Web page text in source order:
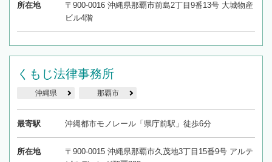
所在地
〒900-0016 沖縄県那覇市前島2丁目9番13号 大城物産
ビル4階
くもじ法律事務所
沖縄県 那覇市
最寄駅 沖縄都市モノレール「県庁前駅」徒歩6分
所在地
〒900-0015 沖縄県那覇市久茂地3丁目15番9号 アルテ